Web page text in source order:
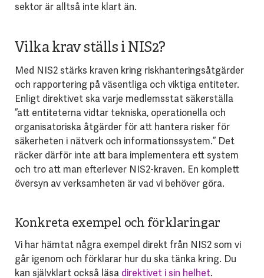
sektor är alltså inte klart än.
Vilka krav ställs i NIS2?
Med NIS2 stärks kraven kring riskhanteringsåtgärder
och rapportering på väsentliga och viktiga entiteter.
Enligt direktivet ska varje medlemsstat säkerställa
”att entiteterna vidtar tekniska, operationella och
organisatoriska åtgärder för att hantera risker för
säkerheten i nätverk och informationssystem.” Det
räcker därför inte att bara implementera ett system
och tro att man efterlever NIS2-kraven. En komplett
översyn av verksamheten är vad vi behöver göra.
Konkreta exempel och förklaringar
Vi har hämtat några exempel direkt från NIS2 som vi
går igenom och förklarar hur du ska tänka kring. Du
kan självklart också läsa direktivet i sin helhet.